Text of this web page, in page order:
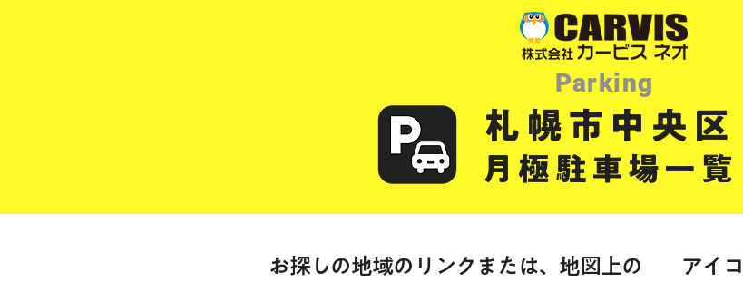
Parking
札幌市中央区
月極駐車場一覧
お探しの地域のリンクまたは、地図上の アイ